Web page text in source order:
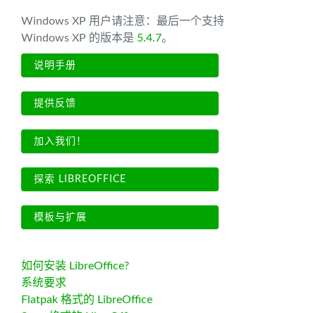
Windows XP 用户请注意：最后一个支持
Windows XP 的版本是 5.4.7。
说明手册
提供反馈
加入我们！
探索 LIBREOFFICE
模板与扩展
如何安装 LibreOffice?
系统要求
Flatpak 格式的 LibreOffice